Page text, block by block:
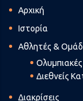
Αρχική
Ιστορία
Αθλητές &
Διεθνείς
Διακρίσεις